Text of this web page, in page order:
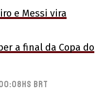
e Messi vira
a final da Copa do
BRT